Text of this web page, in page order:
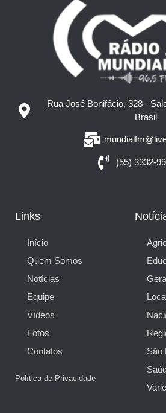
Rua José Bonifácio, 328 -
Brasil
(55) 3332-
Links
Início
Quem Somos
Notícias
Equipe
Vídeos
Fotos
Contatos
Política de Privacidade
São